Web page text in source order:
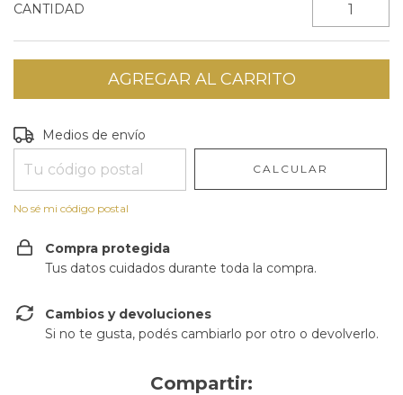
CANTIDAD
Entregas para el CP:
Medios de envío
CALCULAR
No sé mi código postal
Compra protegida
Tus datos cuidados durante toda la compra.
Cambios y devoluciones
Si no te gusta, podés cambiarlo por otro o devolverlo.
Compartir: